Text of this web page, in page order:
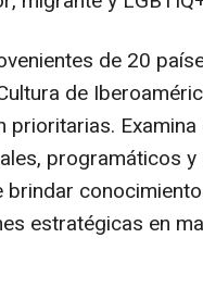
de 20
de
Examina
programáticos y
brindar conocimiento
estratégicas en